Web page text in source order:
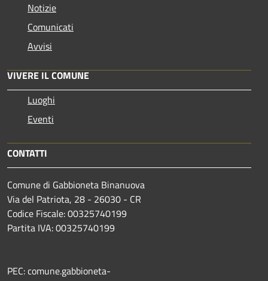
Notizie
Comunicati
Avvisi
VIVERE IL COMUNE
Luoghi
Eventi
CONTATTI
Comune di Gabbioneta Binanuova
Via del Patriota, 28 - 26030 - CR
Codice Fiscale: 00325740199
Partita IVA: 00325740199
PEC: comune.gabbioneta-